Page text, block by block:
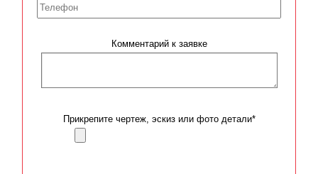
Комментарий к заявке
Прикрепите чертеж, эскиз или фото детали*